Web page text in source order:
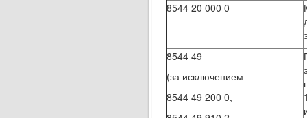
8544 20 000 0
8544 49
(за исключением
8544 49 200 0,